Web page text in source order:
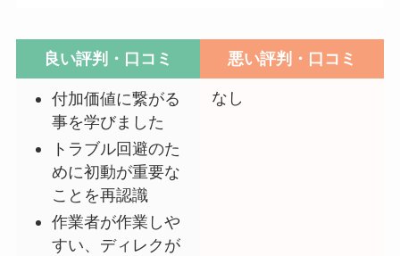
良い評判・口コミ 悪い評判・口コミ
付加価値に繋がる
事を学びました
トラブル回避のた
めに初動が重要な
ことを再認識
作業者が作業しや
すい、ディレクが
なし